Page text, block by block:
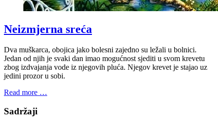
Neizmjerna sreća
Dva muškarca, obojica jako bolesni zajedno su ležali u bolnici.
Jedan od njih je svaki dan imao mogućnost sjediti u svom krevetu
zbog izdvajanja vode iz njegovih pluća. Njegov krevet je stajao uz
jedini prozor u sobi.
Read more …
Sadržaji